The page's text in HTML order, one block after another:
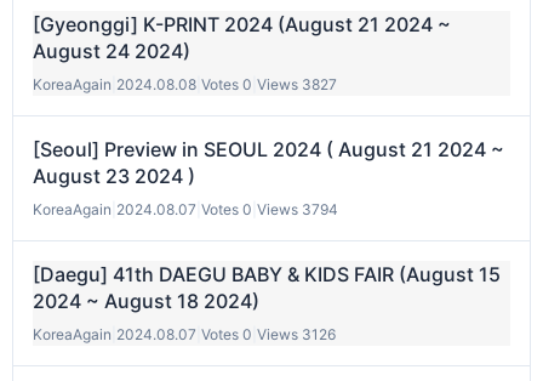
[Gyeonggi] K-PRINT 2024 (August 21 2024 ~
August 24 2024)
KoreaAgain 2024.08.08 Votes 0 Views 3827
[Seoul] Preview in SEOUL 2024 ( August 21 2024 ~
August 23 2024 )
KoreaAgain 2024.08.07 Votes 0 Views 3794
[Daegu] 41th DAEGU BABY & KIDS FAIR (August 15
2024 ~ August 18 2024)
KoreaAgain 2024.08.07 Votes 0 Views 3126